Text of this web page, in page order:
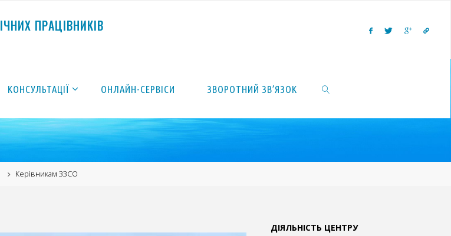
ІЧНИХ ПРАЦІВНИКІВ
КОНСУЛЬТАЦІЇ ОНЛАЙН-СЕРВІСИ ЗВОРОТНИЙ ЗВ’ЯЗОК
Керівникам ЗЗСО
ДІЯЛЬНІСТЬ ЦЕНТРУ